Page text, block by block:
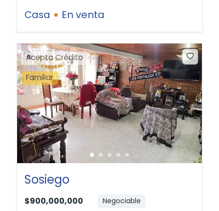
Casa En venta
Acepta Crédito
Familiar
Sosiego
$900,000,000 Negociable